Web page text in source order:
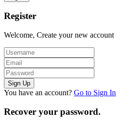
Register
Welcome, Create your new account
You have an account? Go to Sign In
Recover your password.